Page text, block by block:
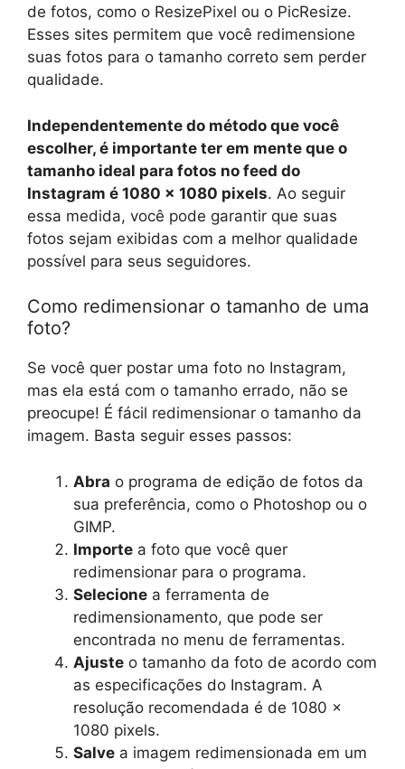
de fotos, como o ResizePixel ou o PicResize.
Esses sites permitem que você redimensione
suas fotos para o tamanho correto sem perder
qualidade.
Independentemente do método que você
escolher, é importante ter em mente que o
tamanho ideal para fotos no feed do
Instagram é 1080 x 1080 pixels. Ao seguir
essa medida, você pode garantir que suas
fotos sejam exibidas com a melhor qualidade
possível para seus seguidores.
Como redimensionar o tamanho de uma
foto?
Se você quer postar uma foto no Instagram,
mas ela está com o tamanho errado, não se
preocupe! É fácil redimensionar o tamanho da
imagem. Basta seguir esses passos:
Abra o programa de edição de fotos da
sua preferência, como o Photoshop ou o
GIMP.
Importe a foto que você quer
redimensionar para o programa.
Selecione a ferramenta de
redimensionamento, que pode ser
encontrada no menu de ferramentas.
Ajuste o tamanho da foto de acordo com
as especificações do Instagram. A
resolução recomendada é de 1080 x
1080 pixels.
Salve a imagem redimensionada em um